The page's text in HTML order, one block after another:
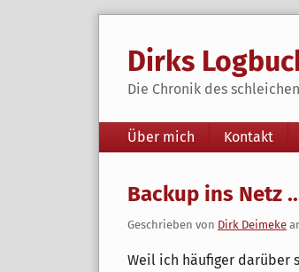
Dirks
Die Chronik des
Navigation
Über mich Kontakt
Backup ins Netz
Geschrieben von Dirk Deimeke
Weil ich häufiger darüber